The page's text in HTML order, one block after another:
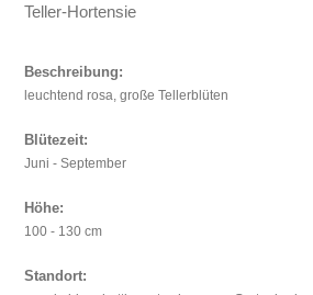
Teller-Hortensie
Beschreibung:
leuchtend rosa, große Tellerblüten
Blütezeit:
Juni - September
Höhe:
100 - 130 cm
Standort: